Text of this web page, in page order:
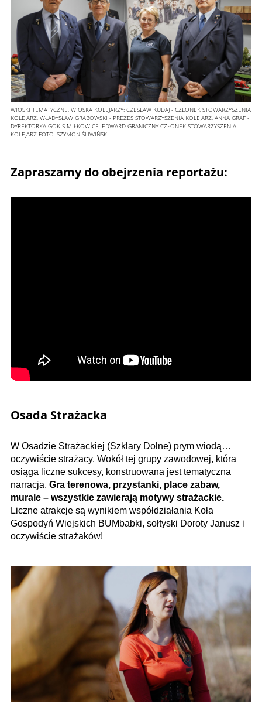
WIOSKI TEMATYCZNE, WIOSKA KOLEJARZY: CZESŁAW KUDAJ - CZŁONEK STOWARZYSZENIA
KOLEJARZ, WŁADYSŁAW GRABOWSKI - PREZES STOWARZYSZENIA KOLEJARZ, ANNA GRAF -
DYREKTORKA GOKIS MIŁKOWICE, EDWARD GRANICZNY CZŁONEK STOWARZYSZENIA
KOLEJARZ FOTO: SZYMON ŚLIWIŃSKI
Zapraszamy do obejrzenia reportażu:
Osada Strażacka
W Osadzie Strażackiej (Szklary Dolne) prym wiodą…
oczywiście strażacy. Wokół tej grupy zawodowej, która
osiąga liczne sukcesy, konstruowana jest tematyczna
narracja. Gra terenowa, przystanki, place zabaw,
murale – wszystkie zawierają motywy strażackie.
Liczne atrakcje są wynikiem współdziałania Koła
Gospodyń Wiejskich BUMbabki, sołtyski Doroty Janusz i
oczywiście strażaków!